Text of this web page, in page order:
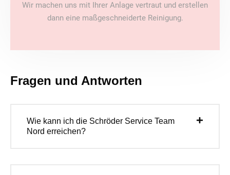
Wir machen uns mit Ihrer Anlage vertraut und erstellen
dann eine maßgeschneiderte Reinigung.
Fragen und Antworten
Wie kann ich die Schröder Service Team
Nord erreichen?